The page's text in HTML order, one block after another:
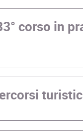
corso in